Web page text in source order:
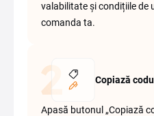
valabilitate și condițiile de
comanda ta.
Copiază codul
Apasă butonul „Copiază